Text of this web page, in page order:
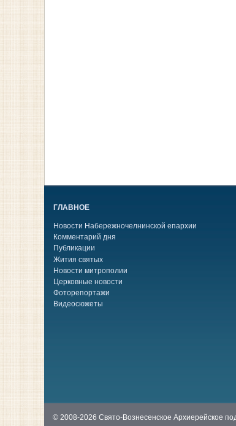
ГЛАВНОЕ
Новости Набережночелнинской епархии
Комментарий дня
Публикации
Жития святых
Новости митрополии
Церковные новости
Фоторепортажи
Видеосюжеты
© 2008-2026 Свято-Вознесенское Архиерейское